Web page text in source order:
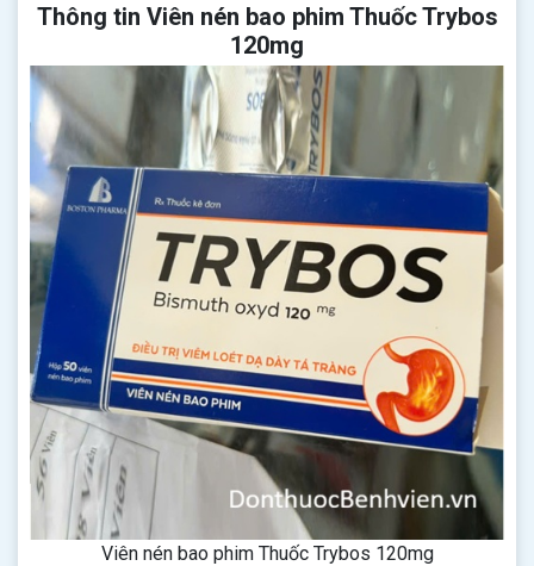
Thông tin Viên nén bao phim Thuốc Trybos
120mg
Viên nén bao phim Thuốc Trybos 120mg